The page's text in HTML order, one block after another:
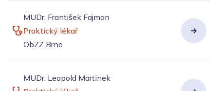
MUDr. František Fajmon
Praktický lékař
ObZZ Brno
MUDr. Leopold Martinek